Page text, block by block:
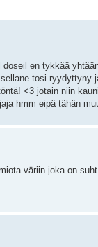
en tykkää
tosi
<3 jotain niin
hmm eipä tähän
väriin joka on